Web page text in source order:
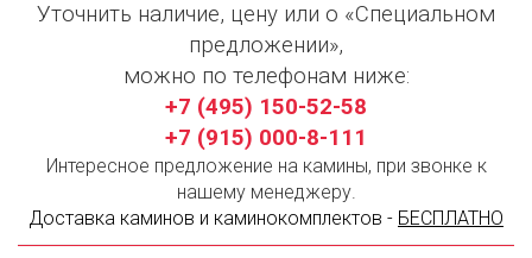
Уточнить наличие, цену или о «Специальном
предложении»,
можно по телефонам ниже:
+7 (495) 150-52-58
+7 (915) 000-8-111
Интересное предложение на камины, при звонке к
нашему менеджеру.
Доставка каминов и каминокомплектов - БЕСПЛАТНО